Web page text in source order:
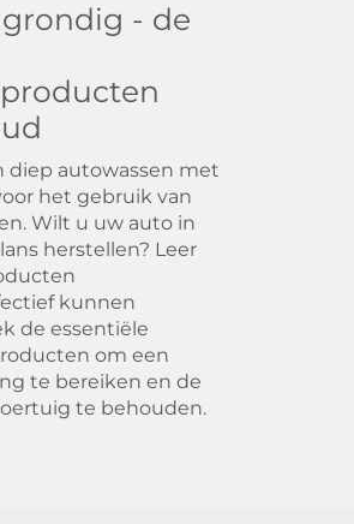
- de
diep autowassen met
het gebruik van
Wilt u uw auto in
herstellen? Leer
kunnen
de essentiële
om een
te bereiken en de
te behouden.